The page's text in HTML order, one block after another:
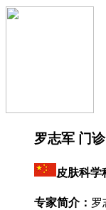
罗志军 门
皮肤科学
专家简介： 罗